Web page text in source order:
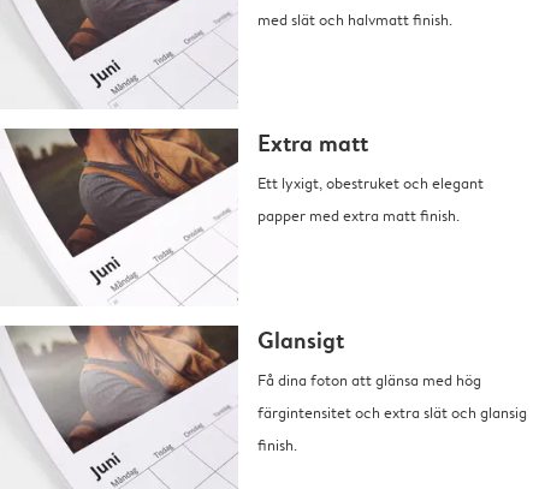
med slät och halvmatt finish.
Extra matt
Ett lyxigt, obestruket och elegant
papper med extra matt finish.
Glansigt
Få dina foton att glänsa med hög
färgintensitet och extra slät och glansig
finish.